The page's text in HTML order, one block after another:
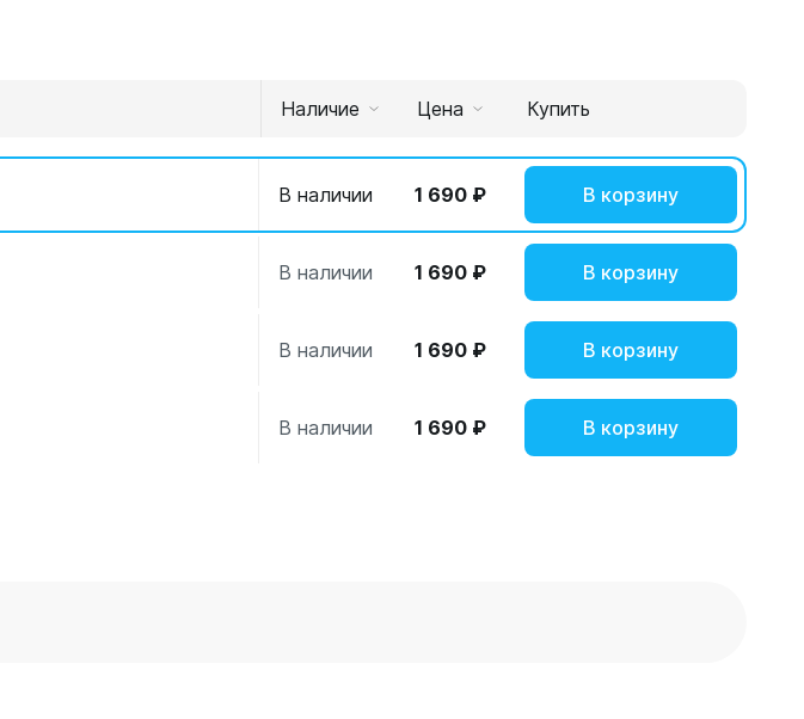
Наличие Цена Купить
В наличии 1 690 ₽ В корзину
В наличии 1 690 ₽ В корзину
В наличии 1 690 ₽ В корзину
В наличии 1 690 ₽ В корзину